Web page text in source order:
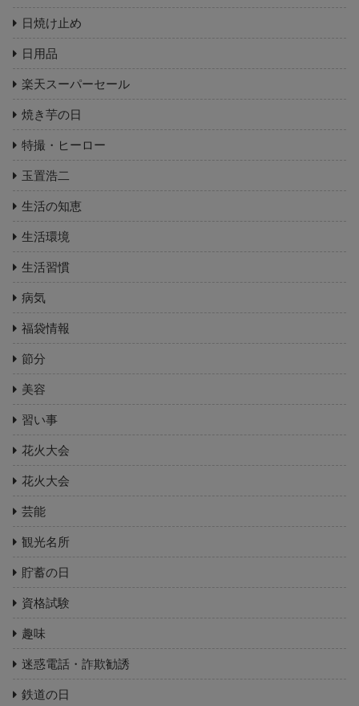
日焼け止め
日用品
楽天スーパーセール
焼き芋の日
特撮・ヒーロー
玉置浩二
生活の知恵
生活環境
生活習慣
病気
福袋情報
節分
美容
習い事
花火大会
花火大会
芸能
観光名所
貯蓄の日
資格試験
趣味
迷惑電話・詐欺勧誘
鉄道の日